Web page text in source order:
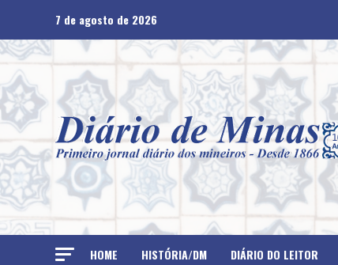
content
7 de agosto de 2026
HOME HISTÓRIA/DM DIÁRIO DO LEITOR